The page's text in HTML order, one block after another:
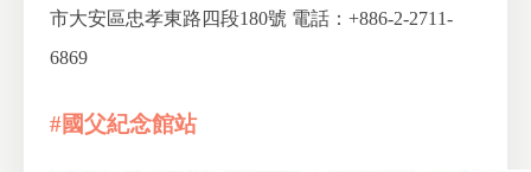
市大安區忠孝東路四段180號 電話：+886-2-2711-
6869
#國父紀念館站